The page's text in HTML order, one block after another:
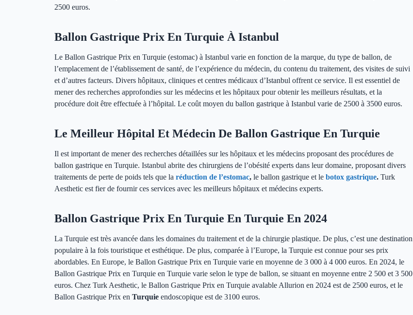
2500 euros.
Ballon Gastrique Prix En Turquie À Istanbul
Le Ballon Gastrique Prix en Turquie (estomac) à Istanbul varie en fonction de la marque, du type de ballon, de
l’emplacement de l’établissement de santé, de l’expérience du médecin, du contenu du traitement, des visites de suivi
et d’autres facteurs. Divers hôpitaux, cliniques et centres médicaux d’Istanbul offrent ce service. Il est essentiel de
mener des recherches approfondies sur les médecins et les hôpitaux pour obtenir les meilleurs résultats, et la
procédure doit être effectuée à l’hôpital. Le coût moyen du ballon gastrique à Istanbul varie de 2500 à 3500 euros.
Le Meilleur Hôpital Et Médecin De Ballon Gastrique En Turquie
Il est important de mener des recherches détaillées sur les hôpitaux et les médecins proposant des procédures de
ballon gastrique en Turquie. Istanbul abrite des chirurgiens de l’obésité experts dans leur domaine, proposant divers
traitements de perte de poids tels que la réduction de l’estomac, le ballon gastrique et le botox gastrique. Turk
Aesthetic est fier de fournir ces services avec les meilleurs hôpitaux et médecins experts.
Ballon Gastrique Prix En Turquie En Turquie En 2024
La Turquie est très avancée dans les domaines du traitement et de la chirurgie plastique. De plus, c’est une destination
populaire à la fois touristique et esthétique. De plus, comparée à l’Europe, la Turquie est connue pour ses prix
abordables. En Europe, le Ballon Gastrique Prix en Turquie varie en moyenne de 3 000 à 4 000 euros. En 2024, le
Ballon Gastrique Prix en Turquie en Turquie varie selon le type de ballon, se situant en moyenne entre 2 500 et 3 500
euros. Chez Turk Aesthetic, le Ballon Gastrique Prix en Turquie avalable Allurion en 2024 est de 2500 euros, et le
Ballon Gastrique Prix en Turquie endoscopique est de 3100 euros.